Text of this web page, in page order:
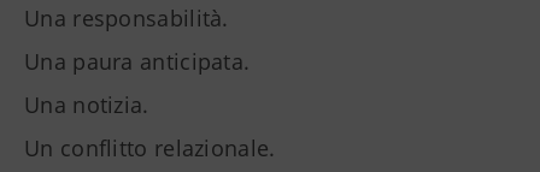
Una responsabilità.
Una paura anticipata.
Una notizia.
Un conflitto relazionale.